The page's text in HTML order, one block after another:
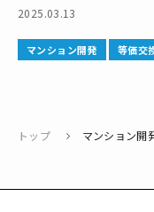
2025.03.13
マンション開発 等価交
トップ マンション開